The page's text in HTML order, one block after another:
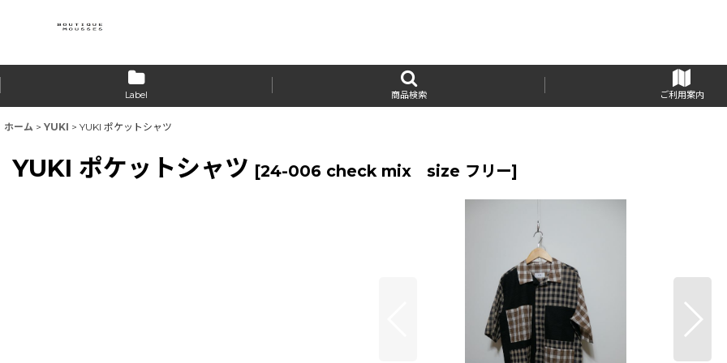
Label 商品検索 ご利用案内
ホーム > YUKI > YUKI ポケットシャツ
YUKI ポケットシャツ [24-006 check mix size フリー]